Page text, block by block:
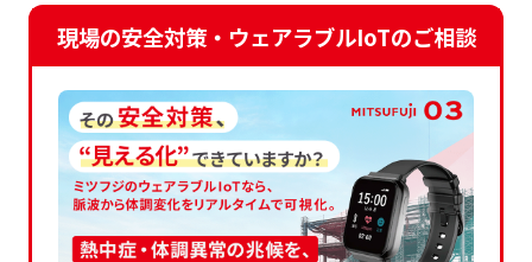
現場の安全対策・ウェアラブルIoTのご相談